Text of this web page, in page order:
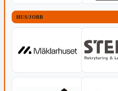
HUS/JOBB